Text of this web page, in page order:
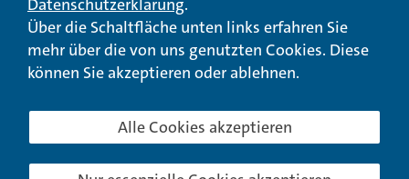
Datenschutzerklärung.
Über die Schaltfläche unten links erfahren Sie
mehr über die von uns genutzten Cookies. Diese
können Sie akzeptieren oder ablehnen.
Alle Cookies akzeptieren